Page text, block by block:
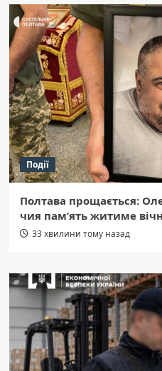
Події
Полтава прощається:
чия пам’ять житиме
33 хвилини тому назад